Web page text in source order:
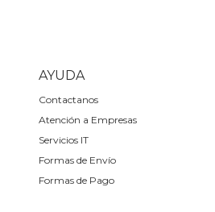
AYUDA
Contactanos
Atención a Empresas
Servicios IT
Formas de Envío
Formas de Pago